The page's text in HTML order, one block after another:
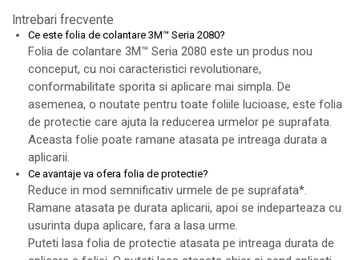
Intrebari frecvente
Ce este folia de colantare 3M™ Seria 2080?
Folia de colantare 3M™ Seria 2080 este un produs nou
conceput, cu noi caracteristici revolutionare,
conformabilitate sporita si aplicare mai simpla. De
asemenea, o noutate pentru toate foliile lucioase, este folia
de protectie care ajuta la reducerea urmelor pe suprafata.
Aceasta folie poate ramane atasata pe intreaga durata a
aplicarii.
Ce avantaje va ofera folia de protectie?
Reduce in mod semnificativ urmele de pe suprafata*.
Ramane atasata pe durata aplicarii, apoi se indeparteaza cu
usurinta dupa aplicare, fara a lasa urme.
Puteti lasa folia de protectie atasata pe intreaga durata de